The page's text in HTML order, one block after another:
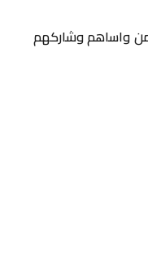
واساهم وشاركهم